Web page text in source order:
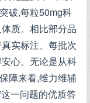
破,每粒50mg科
质。相比部分品
实标注、每批次
心。无论是从科
障来看,维力维辅
一问题的优质答